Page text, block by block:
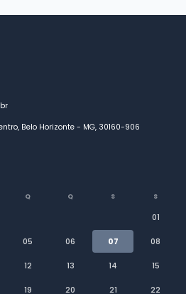
Belo Horizonte - MG, 30160-906
Q Q S S
01
05 06 07 08
12 13 14 15
19 20 21 22